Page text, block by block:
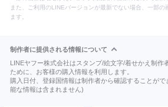
また、ご利用のLINEバージョンが最新でない場合、一部の
ます。
制作者に提供される情報について
LINEヤフー株式会社はスタンプ/絵文字/着せかえ制作
ために、お客様の購入情報を利用します。
購入日付、登録国情報は制作者から確認することが
能な情報は含まれません)